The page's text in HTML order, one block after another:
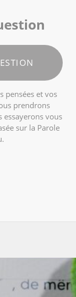
pensées et vos
prendrons
essayerons vous
sur la Parole